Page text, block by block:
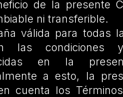
de la presente
ni transferible.
válida para todas
las condiciones
en la
a esto, la
cuenta los